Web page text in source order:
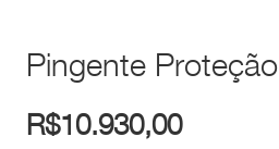
Pingente Proteção
R$10.930,00